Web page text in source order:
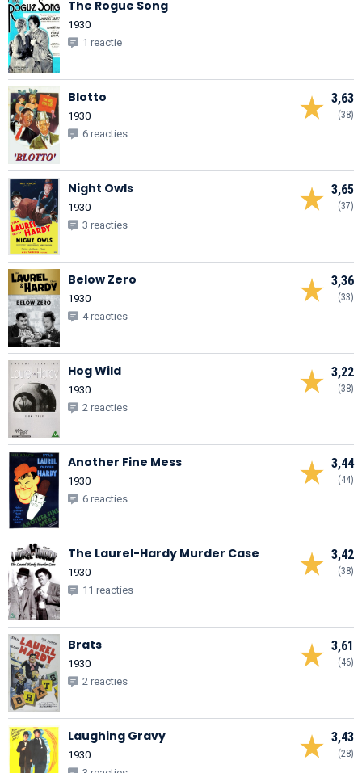
The Rogue Song
1930
1 reactie
3,63
(38)
Blotto
1930
6 reacties
3,65
(37)
Night Owls
1930
3 reacties
3,36
(33)
Below Zero
1930
4 reacties
3,22
(38)
Hog Wild
1930
2 reacties
3,44
(44)
Another Fine Mess
1930
6 reacties
3,42
(38)
The Laurel-Hardy Murder Case
1930
11 reacties
3,61
(46)
Brats
1930
2 reacties
3,43
(28)
Laughing Gravy
1930